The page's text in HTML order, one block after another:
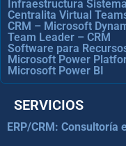
Infraestructura
Centralita Virtual
CRM – Microsoft
Team Leader – CRM
Software para
Microsoft Power
Microsoft Power BI
SERVICIOS
ERP/CRM: Consultoría